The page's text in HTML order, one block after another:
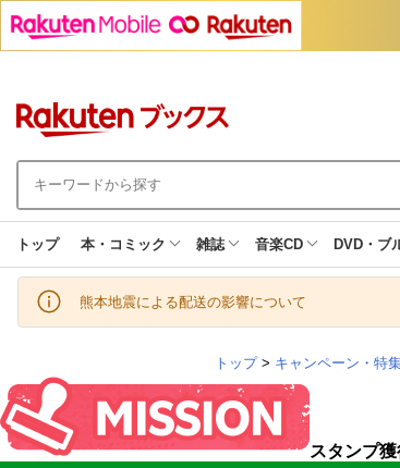
トップ 本・コミック 雑誌 音楽CD DVD・ブ
熊本地震による配送の影響について
トップ> キャンペーン・特
スタンプ獲